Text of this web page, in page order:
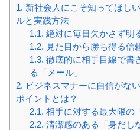
1. 新社会人にこそ知ってほし
ルと実践方法
1.1. 絶対に毎日欠かさず明
1.2. 見た目から勝ち得る信
1.3. 徹底的に相手目線で書
る「メール」
2. ビジネスマナーに自信がな
ポイントとは？
2.1. 相手に対する最大限の
2.2. 清潔感のある「身だし